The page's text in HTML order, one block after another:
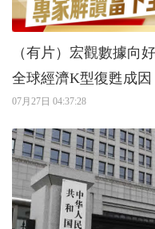
（有片）宏觀數據向
全球經濟K型復甦成因
07月27日 04:37:28